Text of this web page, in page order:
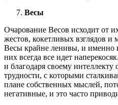
Весы
Очарование Весов исходит от
жестов, кокетливых взглядов
Весы крайне ленивы, и именно
них всегда все идет
и благодаря своему
трудности, с которыми
плане собственных мыслей,
негативные, и это часто